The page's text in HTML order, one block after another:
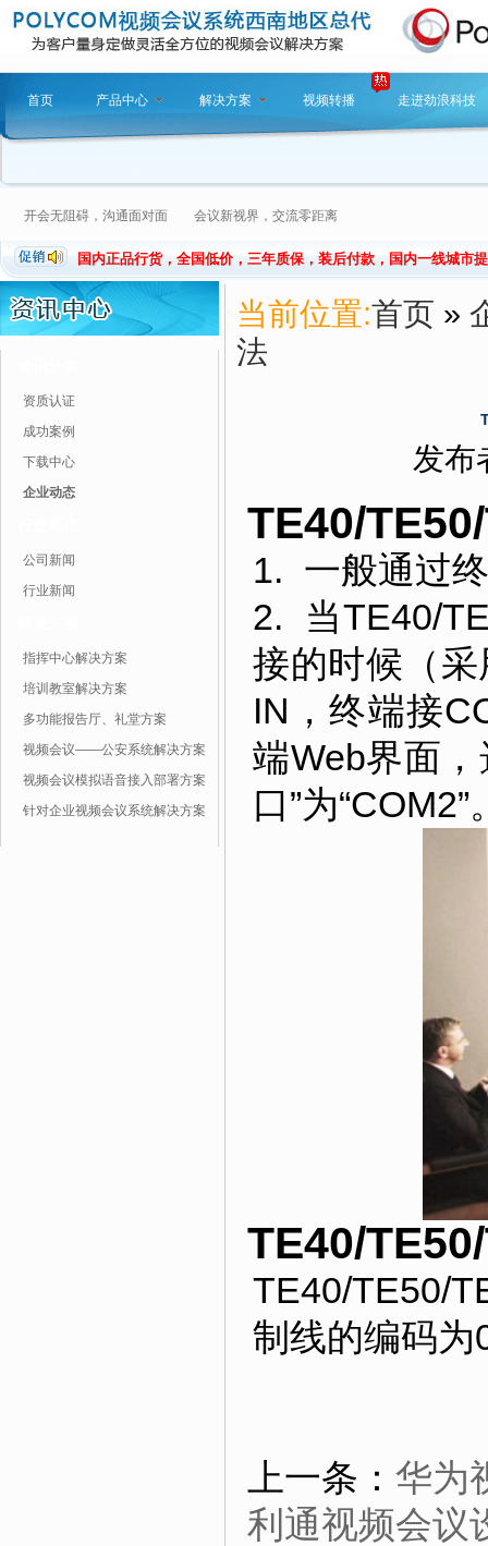
首页 产品中心 解决方案 视频转播 走进劲浪科技
开会无阻碍，沟通面对面 会议新视界，交流零距离
国内正品行货，全国低价，三年质保，装后付款，国内一线城市
资质认证
成功案例
下载中心
企业动态
公司新闻
行业新闻
指挥中心解决方案
培训教室解决方案
多功能报告厅、礼堂方案
视频会议——公安系统解决方案
视频会议模拟语音接入部署方案
针对企业视频会议系统解决方案
当前位置:首页 »
法
发布
TE40/
1. 一般通过
2. 当TE40/
接的时候（
IN，终端接
端Web界面，
口”为“COM2”
TE40/
TE40/TE50/
制线的编码为
上一条： 华为
利通视频会议